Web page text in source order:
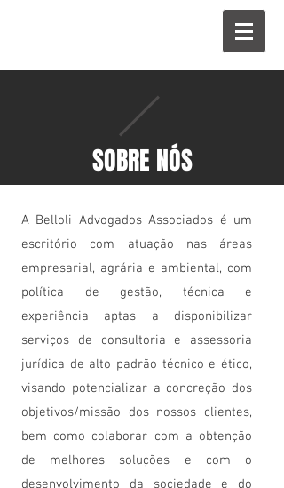
SOBRE NÓS
A Belloli Advogados Associados é um
escritório com atuação nas áreas
empresarial, agrária e ambiental, com
política de gestão, técnica e
experiência aptas a disponibilizar
serviços de consultoria e assessoria
jurídica de alto padrão técnico e ético,
visando potencializar a concreção dos
objetivos/missão dos nossos clientes,
bem como colaborar com a obtenção
de melhores soluções e com o
desenvolvimento da sociedade e do